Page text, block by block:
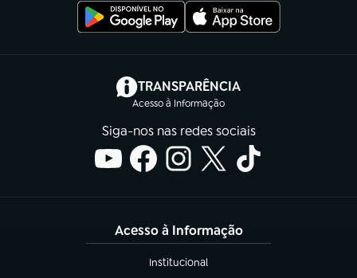
TRANSPARÊNCIA
Acesso à Informação
(abre em nova aba)
Siga-nos nas redes sociais
Acesso à Informação
Institucional
(abre em nova aba)